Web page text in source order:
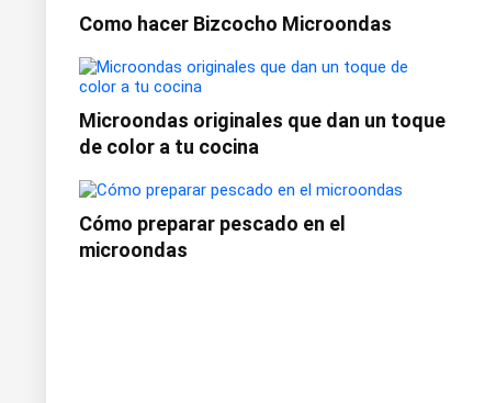
Como hacer Bizcocho Microondas
Microondas originales que dan un toque
de color a tu cocina
Cómo preparar pescado en el
microondas